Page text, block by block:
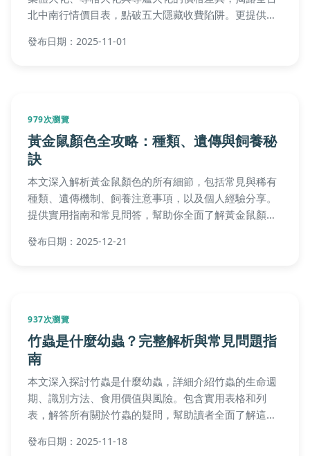
北中南行情價目表，點破五大隱藏收費陷阱。更提供挑
骨灰混雜、不合理加價等問題，為摯愛寵物送上安心尊
發布日期：2025-11-01
979次瀏覽
黃金鼠顏色全攻略：種類、遺傳與飼養秘
訣
本文深入解析黃金鼠顏色的所有細節，包括常見與稀有
種類、遺傳機制、飼養注意事項，以及個人經驗分享。
提供實用指南和常見問答，幫助你全面了解黃金鼠顏
發布日期：2025-12-21
937次瀏覽
竹蟲是什麼幼蟲？完整解析與常見問題指
南
本文深入探討竹蟲是什麼幼蟲，詳細介紹竹蟲的生命週
期、識別方法、食用價值與風險。包含實用表格和列
表，解答所有關於竹蟲的疑問，幫助讀者全面了解這種
自然科普感興趣的民眾閱讀。
發布日期：2025-11-18